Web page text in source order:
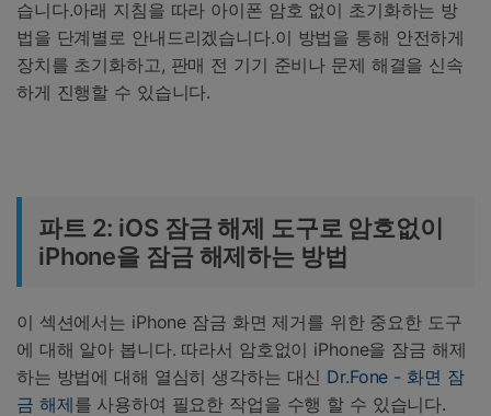
습니다.아래 지침을 따라 아이폰 암호 없이 초기화하는 방
법을 단계별로 안내드리겠습니다.이 방법을 통해 안전하게
장치를 초기화하고, 판매 전 기기 준비나 문제 해결을 신속
하게 진행할 수 있습니다.
파트 2: iOS 잠금 해제 도구로 암호없이
iPhone을 잠금 해제하는 방법
이 섹션에서는 iPhone 잠금 화면 제거를 위한 중요한 도구
에 대해 알아 봅니다. 따라서 암호없이 iPhone을 잠금 해제
하는 방법에 대해 열심히 생각하는 대신 Dr.Fone - 화면 잠
금 해제를 사용하여 필요한 작업을 수행 할 수 있습니다.